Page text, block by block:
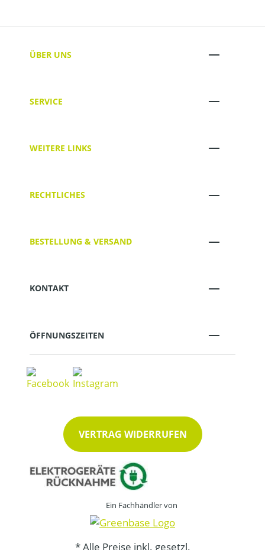
ÜBER UNS
SERVICE
WEITERE LINKS
RECHTLICHES
BESTELLUNG & VERSAND
KONTAKT
ÖFFNUNGSZEITEN
VERTRAG WIDERRUFEN
Ein Fachhändler von
* Alle Preise inkl. gesetzl.